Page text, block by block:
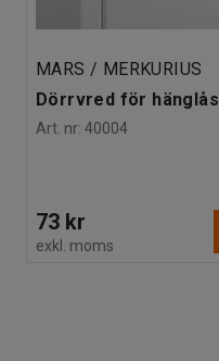
MARS / MERKURIUS
Dörrvred för hänglås
Art. nr: 40004
73 kr
exkl. moms